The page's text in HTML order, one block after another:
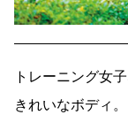
トレーニング女
きれいなボディ。